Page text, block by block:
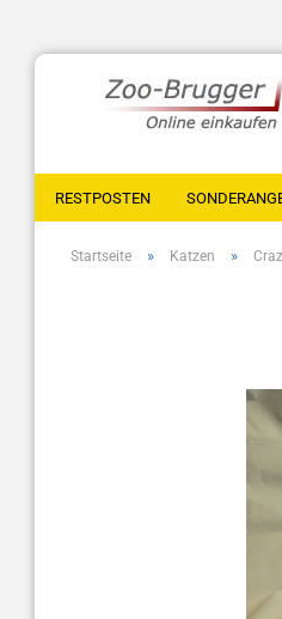
RESTPOSTEN
Startseite » Katzen »